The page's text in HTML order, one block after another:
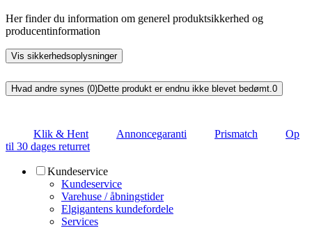
Her finder du information om generel produktsikkerhed og
producentinformation
Vis sikkerhedsoplysninger
Hvad andre synes (0)Dette produkt er endnu ikke blevet bedømt.0
Klik & Hent Annoncegaranti Prismatch
Op
til 30 dages returret
Kundeservice
Kundeservice
Varehuse / åbningstider
Elgigantens kundefordele
Services